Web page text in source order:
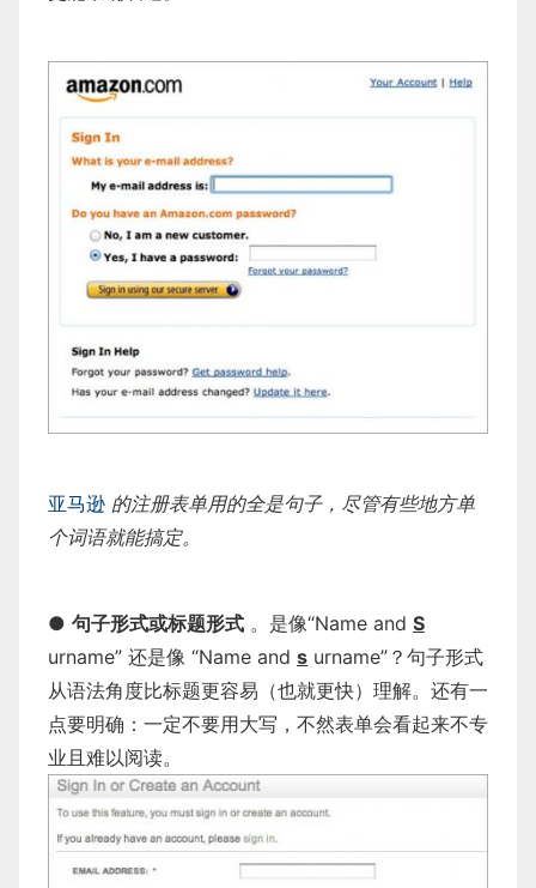
亚马逊 的注册表单用的全是句子，尽管有些地方单
个词语就能搞定。
● 句子形式或标题形式 。是像“Name and S
urname” 还是像 “Name and s urname”？句子形式
从语法角度比标题更容易（也就更快）理解。还有一
点要明确：一定不要用大写，不然表单会看起来不专
业且难以阅读。